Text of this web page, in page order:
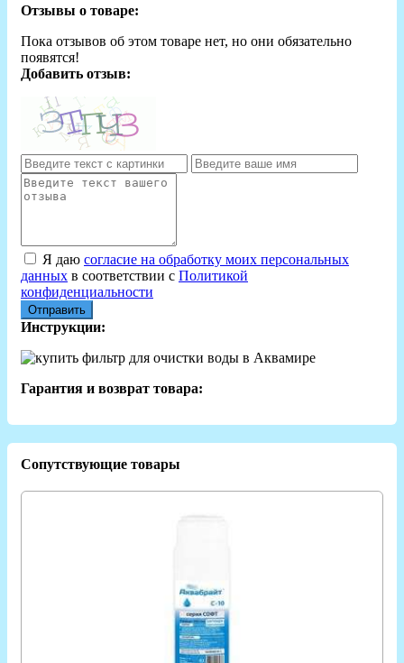
Отзывы о товаре:
Пока отзывов об этом товаре нет, но они обязательно
появятся!
Добавить отзыв:
Я даю согласие на обработку моих персональных
данных в соответствии с Политикой
конфиденциальности
Отправить
Инструкции:
Гарантия и возврат товара:
Сопутствующие товары